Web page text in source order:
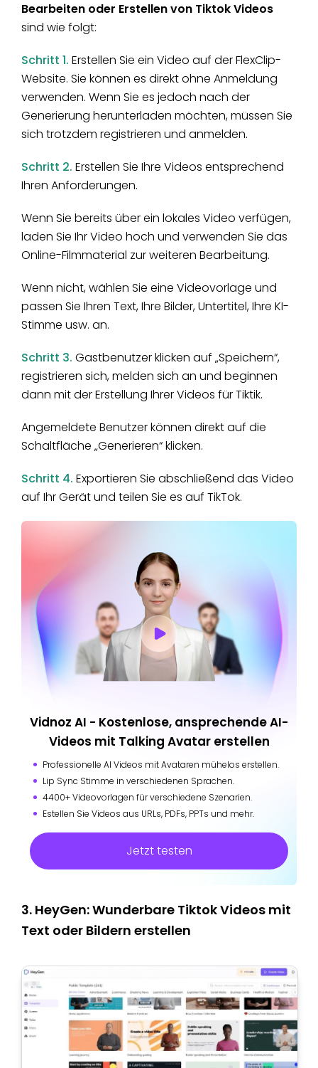
Bearbeiten oder Erstellen von Tiktok Videos
sind wie folgt:
Schritt 1. Erstellen Sie ein Video auf der FlexClip-
Website. Sie können es direkt ohne Anmeldung
verwenden. Wenn Sie es jedoch nach der
Generierung herunterladen möchten, müssen Sie
sich trotzdem registrieren und anmelden.
Schritt 2. Erstellen Sie Ihre Videos entsprechend
Ihren Anforderungen.
Wenn Sie bereits über ein lokales Video verfügen,
laden Sie Ihr Video hoch und verwenden Sie das
Online-Filmmaterial zur weiteren Bearbeitung.
Wenn nicht, wählen Sie eine Videovorlage und
passen Sie Ihren Text, Ihre Bilder, Untertitel, Ihre KI-
Stimme usw. an.
Schritt 3. Gastbenutzer klicken auf „Speichern“,
registrieren sich, melden sich an und beginnen
dann mit der Erstellung Ihrer Videos für Tiktik.
Angemeldete Benutzer können direkt auf die
Schaltfläche „Generieren“ klicken.
Schritt 4. Exportieren Sie abschließend das Video
auf Ihr Gerät und teilen Sie es auf TikTok.
Vidnoz AI - Kostenlose, ansprechende AI-
Videos mit Talking Avatar erstellen
Professionelle AI Videos mit Avataren mühelos erstellen.
Lip Sync Stimme in verschiedenen Sprachen.
4400+ Videovorlagen für verschiedene Szenarien.
Estellen Sie Videos aus URLs, PDFs, PPTs und mehr.
Jetzt testen
3. HeyGen: Wunderbare Tiktok Videos mit
Text oder Bildern erstellen